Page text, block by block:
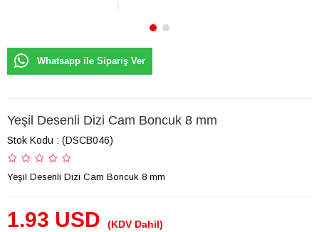
Whatsapp ile Sipariş Ver
Yeşil Desenli Dizi Cam Boncuk 8 mm
Stok Kodu (DSCB046)
Yeşil Desenli Dizi Cam Boncuk 8 mm
1.93 USD (KDV Dahil)